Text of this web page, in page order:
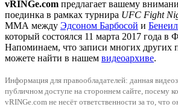
vRINGe.com предлагает вашему
поединка в рамках турнира UFC Fight
ММА между Эдсоном Барбосой и
который состоялся 11 марта 2017 года в
Напоминаем, что записи многих других
можете найти в нашем видеоархиве.
Информация для правообладателей: данная
публичном доступе на стороннем сайте, посему
vRINGe.com не несёт ответственности за то, что